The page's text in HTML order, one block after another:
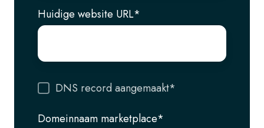
Huidige website URL*
DNS record aangemaakt*
Domeinnaam marketplace*